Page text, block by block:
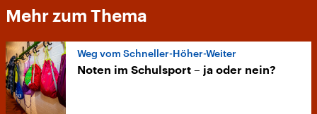
Mehr zum Thema
Weg vom Schneller-Höher-Weiter
Noten im Schulsport – ja oder nein?